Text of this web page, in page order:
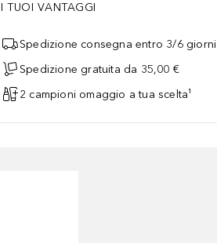
I TUOI VANTAGGI
Spedizione consegna entro 3/6 giorni
Spedizione gratuita da 35,00 €
2 campioni omaggio a tua scelta¹